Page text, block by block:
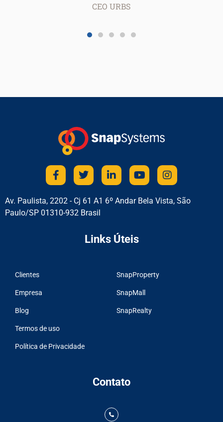
CEO URBS
Av. Paulista, 2202 - Cj 61 A1 6º Andar Bela Vista, São
Paulo/SP 01310-932 Brasil
Links Úteis
Clientes
Empresa
Blog
Termos de uso
Política de Privacidade
SnapProperty
SnapMall
SnapRealty
Contato